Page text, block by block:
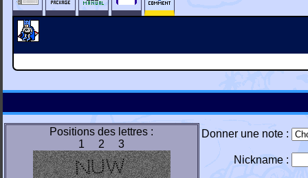
Positions des lettres :
1 2 3
Donner une note :
Nickname :